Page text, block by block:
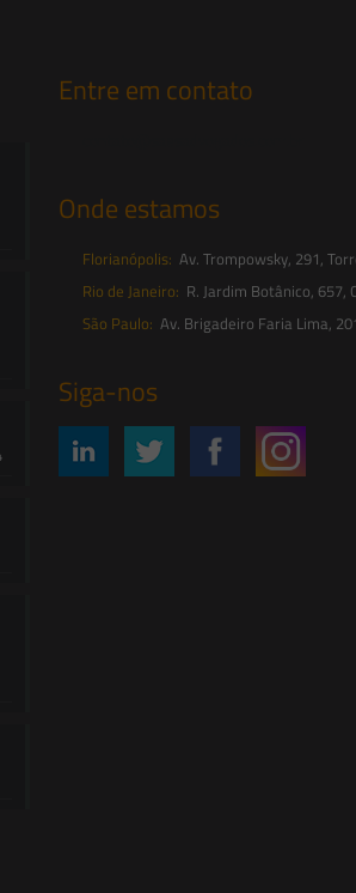
Entre em contato
Onde estamos
Florianópolis: Av. Trompowsky, 291,
Rio de Janeiro: R. Jardim Botânico,
São Paulo: Av. Brigadeiro Faria Lima,
Siga-nos